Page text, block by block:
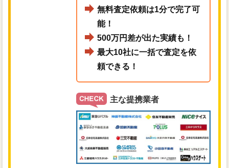
無料査定依頼は1分で完了可
能！
500万円差が出た実績も！
最大10社に一括で査定を依
頼できる！
主な提携業者